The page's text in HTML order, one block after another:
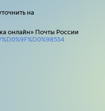
на
онлайн» Почты России